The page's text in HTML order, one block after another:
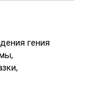
гения